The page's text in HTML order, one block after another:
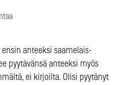
anteeksi saamelais-
pyytävänsä anteeksi myös
ei kirjoilta. Olisi pyytänyt